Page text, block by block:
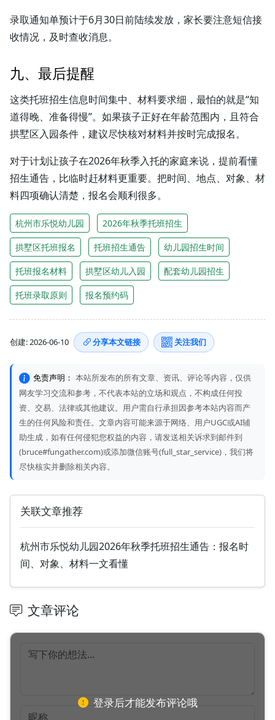
录取通知单预计于6月30日前陆续发放，家长要注意短信接
收情况，及时查收消息。
九、最后提醒
这类托班招生信息时间集中、材料要求细，最怕的就是“知
道得晚、准备得慢”。如果孩子正好在年龄范围内，且符合
拱墅区入园条件，建议尽快核对材料并按时完成报名。
对于计划让孩子在2026年秋季入托的家庭来说，提前看懂
招生通告，比临时赶材料更重要。把时间、地点、对象、材
料四项确认清楚，报名会顺利很多。
杭州市乐悦幼儿园 2026年秋季托班招生
拱墅区托班报名 托班招生通告 幼儿园招生时间
托班报名材料 拱墅区幼儿入园 配套幼儿园招生
托班录取原则 报名预约码
创建: 2026-06-10 分享本文链接 关注我们
免责声明： 本站所发布的所有文章、资讯、评论等内容，仅供
网友学习交流和参考，不代表本站的立场和观点，不构成任何投
资、交易、法律或其他建议。用户需自行承担因参考本站内容而产
生的任何风险和责任。文章内容可能来源于网络、用户UGC或AI辅
助生成，如有任何侵犯您权益的内容，请发送相关诉求到邮件到
(bruce#fungather.com)或添加微信账号(full_star_service)，我们将
尽快核实并删除相关内容。
关联文章推荐
杭州市乐悦幼儿园2026年秋季托班招生通告：报名时
间、对象、材料一文看懂
文章评论
登录后才能发布评论哦